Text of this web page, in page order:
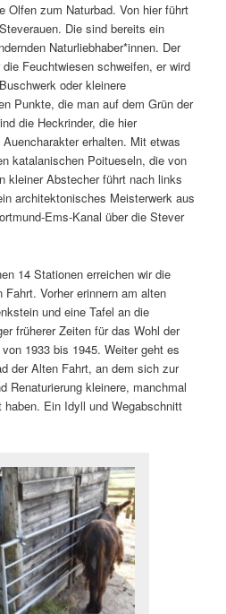
Olfen zum Naturbad. Von hier führt
Die sind bereits ein
Naturliebhaber*innen. Der
Feuchtwiesen schweifen, er wird
oder kleinere
Punkte, die man auf dem Grün der
die Heckrinder, die hier
erhalten. Mit etwas
katalanischen Poitueseln, die von
kleiner Abstecher führt nach links
architektonisches Meisterwerk aus
Ems-Kanal über die Stever
14 Stationen erreichen wir die
Vorher erinnern am alten
und eine Tafel an die
früherer Zeiten für das Wohl der
1933 bis 1945. Weiter geht es
der Alten Fahrt, an dem sich zur
Renaturierung kleinere, manchmal
haben. Ein Idyll und Wegabschnitt